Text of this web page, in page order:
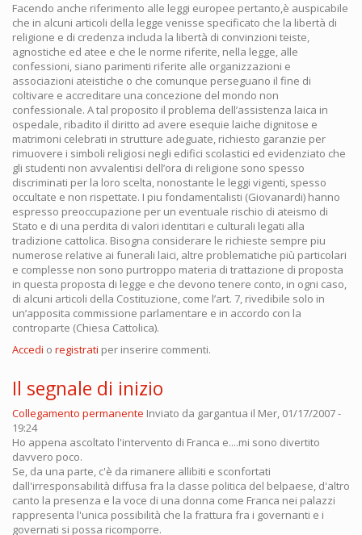
Facendo anche riferimento alle leggi europee pertanto,è auspicabile
che in alcuni articoli della legge venisse specificato che la libertà di
religione e di credenza includa la libertà di convinzioni teiste,
agnostiche ed atee e che le norme riferite, nella legge, alle
confessioni, siano parimenti riferite alle organizzazioni e
associazioni ateistiche o che comunque perseguano il fine di
coltivare e accreditare una concezione del mondo non
confessionale. A tal proposito il problema dell’assistenza laica in
ospedale, ribadito il diritto ad avere esequie laiche dignitose e
matrimoni celebrati in strutture adeguate, richiesto garanzie per
rimuovere i simboli religiosi negli edifici scolastici ed evidenziato che
gli studenti non avvalentisi dell’ora di religione sono spesso
discriminati per la loro scelta, nonostante le leggi vigenti, spesso
occultate e non rispettate. I piu fondamentalisti (Giovanardi) hanno
espresso preoccupazione per un eventuale rischio di ateismo di
Stato e di una perdita di valori identitari e culturali legati alla
tradizione cattolica. Bisogna considerare le richieste sempre piu
numerose relative ai funerali laici, altre problematiche più particolari
e complesse non sono purtroppo materia di trattazione di proposta
in questa proposta di legge e che devono tenere conto, in ogni caso,
di alcuni articoli della Costituzione, come l’art. 7, rivedibile solo in
un’apposita commissione parlamentare e in accordo con la
controparte (Chiesa Cattolica).
Accedi o registrati per inserire commenti.
Il segnale di inizio
Collegamento permanente Inviato da gargantua il Mer, 01/17/2007 -
19:24
Ho appena ascoltato l'intervento di Franca e....mi sono divertito
davvero poco.
Se, da una parte, c'è da rimanere allibiti e sconfortati
dall'irresponsabilità diffusa fra la classe politica del belpaese, d'altro
canto la presenza e la voce di una donna come Franca nei palazzi
rappresenta l'unica possibilità che la frattura fra i governanti e i
governati si possa ricomporre.